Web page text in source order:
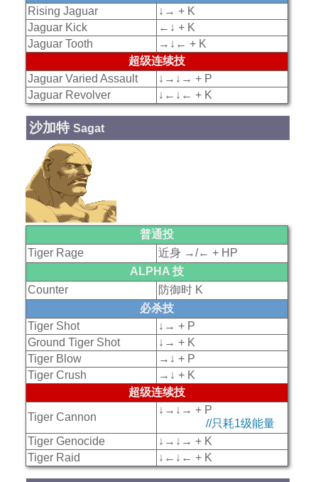
Rising Jaguar
↓→ + K
Jaguar Kick
←↓ + K
Jaguar Tooth
→↓← + K
超级连续技
Jaguar Varied Assault
↓→↓→ + P
Jaguar Revolver
↓←↓← + K
沙加特 Sagat
普通投
Tiger Rage
近身 →/← + HP
ALPHA 技
Counter
防御时 K
必杀技
Tiger Shot
↓→ + P
Ground Tiger Shot
↓→ + K
Tiger Blow
→↓ + P
Tiger Crush
→↓ + K
超级连续技
Tiger Cannon
↓→↓→ + P
//只耗1级能量
Tiger Genocide
↓→↓→ + K
Tiger Raid
↓←↓← + K